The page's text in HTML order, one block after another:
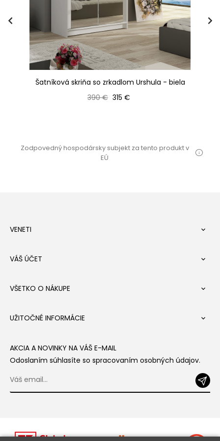
Šatníková skriňa so zrkadlom Urshula - biela
Bežná cena
390 € Cena
315 €
Zodpovedný hospodársky subjekt za tento produkt v
EÚ
VENETI 
VÁŠ ÚČET 
VŠETKO O NÁKUPE 
UŽITOČNÉ INFORMÁCIE 
AKCIA A NOVINKY NA VÁŠ E-MAIL
Odoslaním súhlasíte so spracovaním osobných údajov.